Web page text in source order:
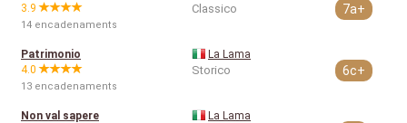
3.9
14 encadenaments
Classico 7a+
Patrimonio
4.0
13 encadenaments
La Lama
Storico 6c+
Non val sapere
La Lama